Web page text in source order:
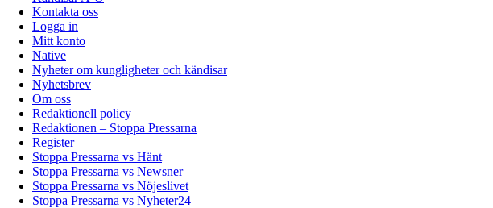
Kontakta oss
Logga in
Mitt konto
Native
Nyheter om kungligheter och kändisar
Nyhetsbrev
Om oss
Redaktionell policy
Redaktionen – Stoppa Pressarna
Register
Stoppa Pressarna vs Hänt
Stoppa Pressarna vs Newsner
Stoppa Pressarna vs Nöjeslivet
Stoppa Pressarna vs Nyheter24